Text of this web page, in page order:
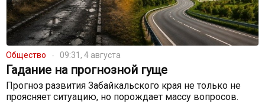
Общество 09:31, 4 августа
Гадание на прогнозной гуще
Прогноз развития Забайкальского края не только не
проясняет ситуацию, но порождает массу вопросов.